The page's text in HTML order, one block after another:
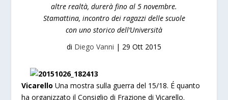
altre realtà, durerà fino al 5 novembre.
Stamattina, incontro dei ragazzi delle scuole
con uno storico dell’Università
di Diego Vanni | 29 Ott 2015
VicarelloUna mostra sulla guerra del 15/18. É quanto
ha organizzato il Consiglio di Frazione di Vicarello.